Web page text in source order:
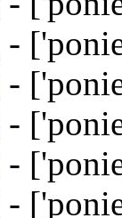
-
-
-
-
-